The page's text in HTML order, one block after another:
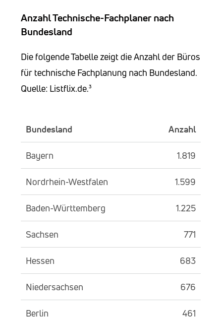
Anzahl Technische-Fachplaner nach
Bundesland
Die folgende Tabelle zeigt die Anzahl der Büros
für technische Fachplanung nach Bundesland.
Quelle: Listflix.de.³
Bundesland Anzahl
Bayern 1.819
Nordrhein-Westfalen 1.599
Baden-Württemberg 1.225
Sachsen 771
Hessen 683
Niedersachsen 676
Berlin 461